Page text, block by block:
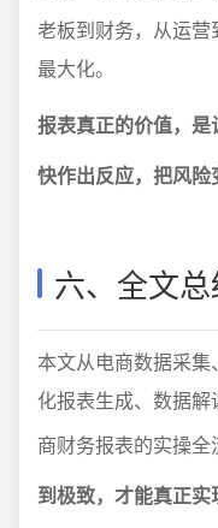
老板到财务，从运
最大化。
报表真正的价值，
快作出反应，把风险
六、全文
本文从电商数据采
化报表生成、数据
商财务报表的实操全
到极致，才能真正